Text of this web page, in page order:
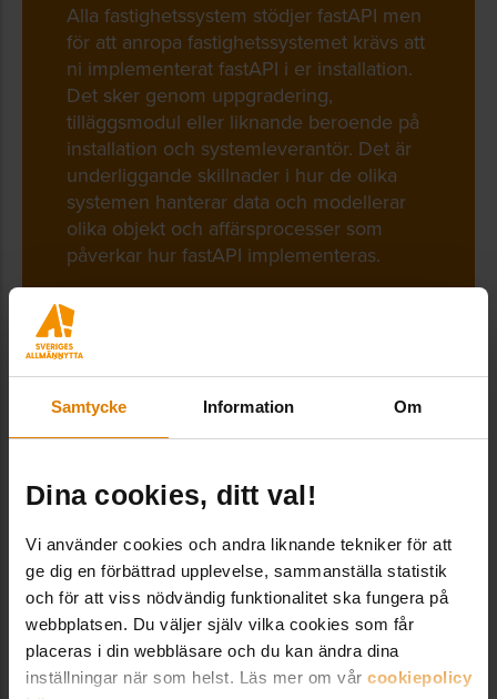
Samtycke Information Om
Dina cookies, ditt val!
Vi använder cookies och andra liknande tekniker för att
ge dig en förbättrad upplevelse, sammanställa statistik
och för att viss nödvändig funktionalitet ska fungera på
webbplatsen. Du väljer själv vilka cookies som får
placeras i din webbläsare och du kan ändra dina
inställningar när som helst. Läs mer om vår cookiepolicy
Alla fastighetssystem stödjer fastAPI men
för att anropa fastighetssystemet krävs att
ni implementerat fastAPI i er installation.
Det sker genom uppgradering,
tilläggsmodul eller liknande beroende på
installation och systemleverantör. Det är
underliggande skillnader i hur de olika
systemen hanterar data och modellerar
olika objekt och affärsprocesser som
påverkar hur fastAPI implementeras.
Genom Digitaliseringsprogrammet på
Sveriges Allmännyttas
utbildningsplattform kan du ta del av
fördjupande material och generella stöd
kring API-integrationer och Sveriges
Allmännytta kan hjälpa medlemmar att
avseende fastAPI som är mer specifik.